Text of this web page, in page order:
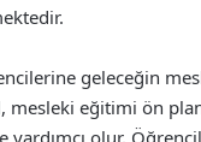
geleceğin
eğitimi ön
olur.